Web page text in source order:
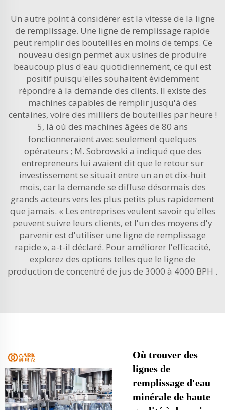
Un autre point à considérer est la vitesse de la ligne
de remplissage. Une ligne de remplissage rapide
peut remplir des bouteilles en moins de temps. Ce
nouveau design permet aux usines de produire
beaucoup plus d'eau quotidiennement, ce qui est
positif puisqu'elles souhaitent évidemment
répondre à la demande des clients. Il existe des
machines capables de remplir jusqu'à des
centaines, voire des milliers de bouteilles par heure !
5, là où des machines âgées de 80 ans
fonctionneraient avec seulement quelques
opérateurs ; M. Sobrowski a indiqué que des
entrepreneurs lui avaient dit que le retour sur
investissement se situait entre un an et dix-huit
mois, car la demande se diffuse désormais des
grands acteurs vers les plus petits plus rapidement
que jamais. « Les entreprises veulent savoir qu'elles
peuvent suivre leurs clients, et l'un des moyens d'y
parvenir est d'utiliser une ligne de remplissage
rapide », a-t-il déclaré. Pour améliorer l'efficacité,
explorez des options telles que le ligne de
production de concentré de jus de 3000 à 4000 BPH .
Où trouver des
lignes de
remplissage d'eau
minérale de haute